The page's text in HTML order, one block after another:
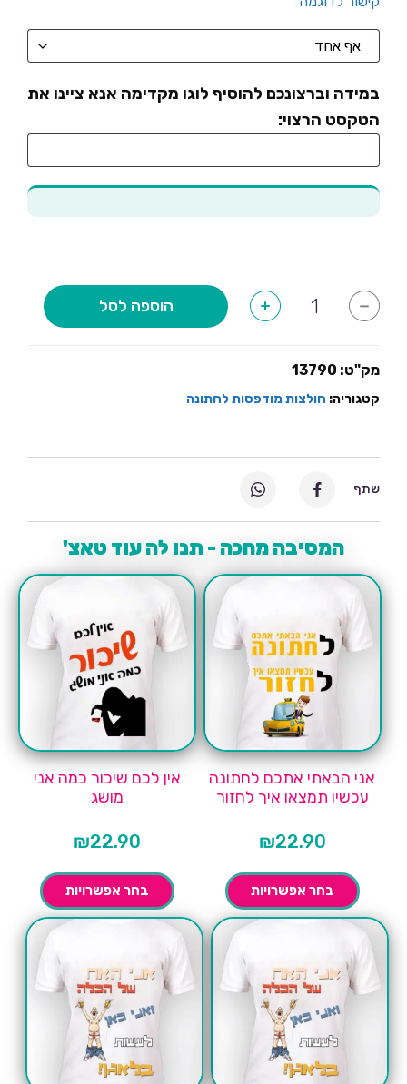
במידה וברצונכם להוסיף לוגו מקדימה אנא ציינו את
הטקסט הרצוי:
-
של
ואחרי
הזאת
הרבה
+ הוספה לסל
מק"ט: 13790
קטגוריה: חולצות מודפסות לחתונה
המסיבה מחכה - תנו לה עוד טאצ'
אני הבאתי אתכם לחתונה
עכשיו תמצאו איך לחזור
₪22.90
בחר אפשרויות
אין לכם שיכור כמה אני
מושג
₪22.90
בחר אפשרויות
שתף